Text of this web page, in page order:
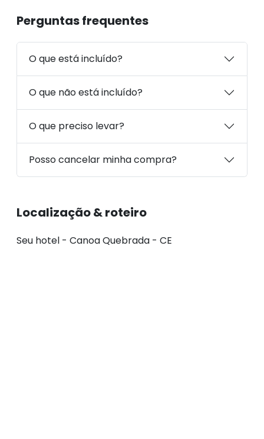
Perguntas frequentes
O que está incluído?
O que não está incluído?
O que preciso levar?
Posso cancelar minha compra?
Localização & roteiro
Seu hotel - Canoa Quebrada - CE